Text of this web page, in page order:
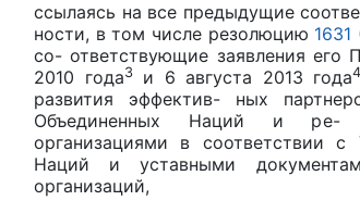
ссылаясь на все предыдущие
ности, в том числе резолюцию 1631
со- ответствующие заявления его
2010 года3и 6 августа 2013 года4
развития эффектив- ных
Объединенных Наций и ре-
организациями в соответствии
Наций и уставными
организаций,